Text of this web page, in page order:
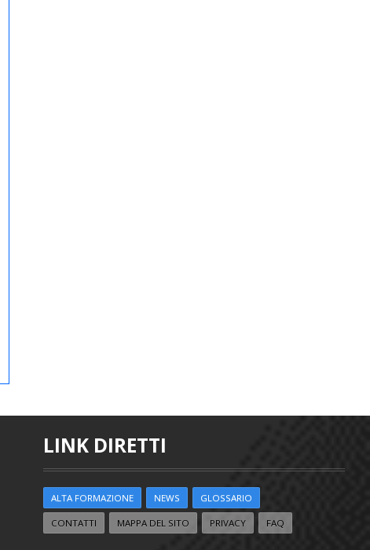
LINK DIRETTI
ALTA FORMAZIONE NEWS GLOSSARIO
CONTATTI MAPPA DEL SITO PRIVACY FAQ